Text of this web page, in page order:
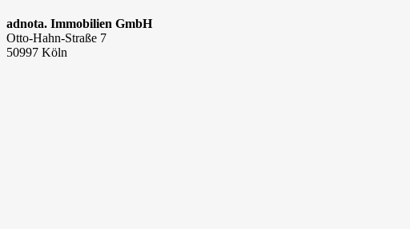
adnota. Immobilien GmbH
Otto-Hahn-Straße 7
50997 Köln